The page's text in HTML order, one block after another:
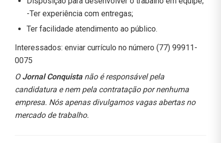
-Ter experiência com entregas;
Ter facilidade atendimento ao público.
Interessados: enviar currículo no número (77) 99911-
0075
O Jornal Conquistanão é responsável pela
candidatura e nem pela contratação por nenhuma
empresa. Nós apenas divulgamos vagas abertas no
mercado de trabalho.